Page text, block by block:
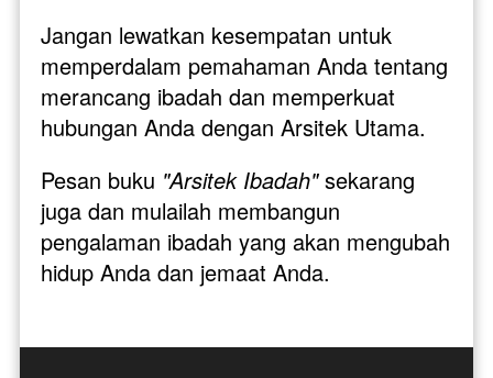
Jangan lewatkan kesempatan untuk
memperdalam pemahaman Anda tentang
merancang ibadah dan memperkuat
hubungan Anda dengan Arsitek Utama.
Pesan buku "Arsitek Ibadah" sekarang
juga dan mulailah membangun
pengalaman ibadah yang akan mengubah
hidup Anda dan jemaat Anda.